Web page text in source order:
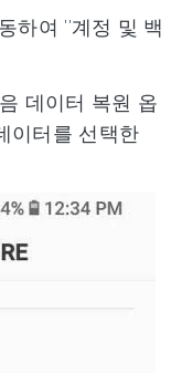
하여 ''계정 및 백
데이터 복원 옵
이터를 선택한